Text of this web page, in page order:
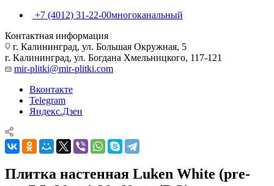
+7 (4012) 31-22-00многоканальный
Контактная информация
г. Калининград, ул. Большая Окружная, 5
г. Калининград, ул. Богдана Хмельницкого, 117-121
mir-plitki@mir-plitki.com
Вконтакте
Telegram
Яндекс.Дзен
Плитка настенная Luken White (pre-